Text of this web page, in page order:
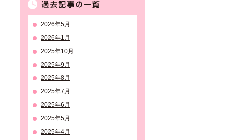
2026年5月
2026年1月
2025年10月
2025年9月
2025年8月
2025年7月
2025年6月
2025年5月
2025年4月